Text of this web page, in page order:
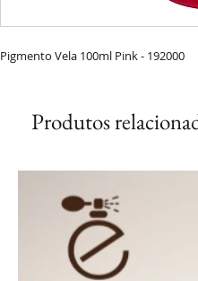
Pigmento Vela 100ml Pink - 192000
Produtos